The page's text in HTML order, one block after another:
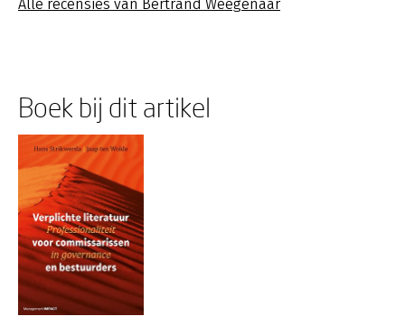
Alle recensies van Bertrand Weegenaar
Boek bij dit artikel